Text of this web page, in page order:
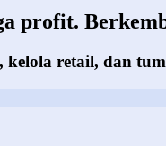
profit.
kelola retail, dan